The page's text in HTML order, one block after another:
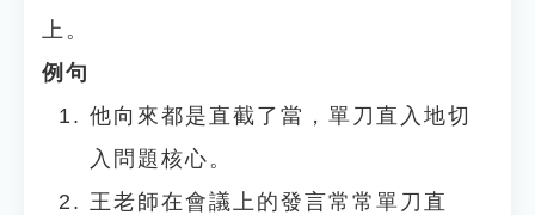
上。
例句
他向來都是直截了當，單刀直入地切
入問題核心。
王老師在會議上的發言常常單刀直